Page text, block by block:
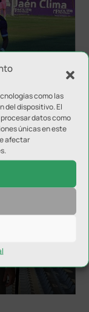
como las
del dispositivo. El
datos como
únicas en este
afectar
el Real
Jaén